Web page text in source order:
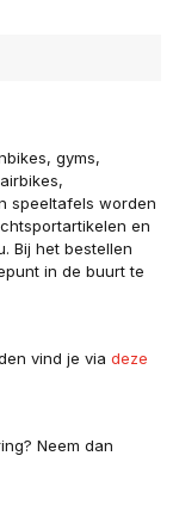
gyms,
speeltafels worden
en
Bij het bestellen
in de buurt te
vind je via deze
Neem dan